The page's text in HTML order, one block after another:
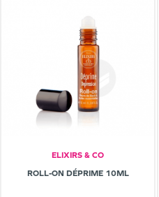
ELIXIRS & CO
ROLL-ON DÉPRIME 10ML